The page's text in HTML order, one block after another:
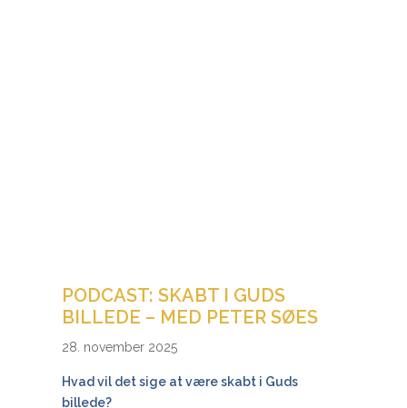
PODCAST: SKABT I GUDS
BILLEDE – MED PETER SØES
28. november 2025
Hvad vil det sige at være skabt i Guds
billede?